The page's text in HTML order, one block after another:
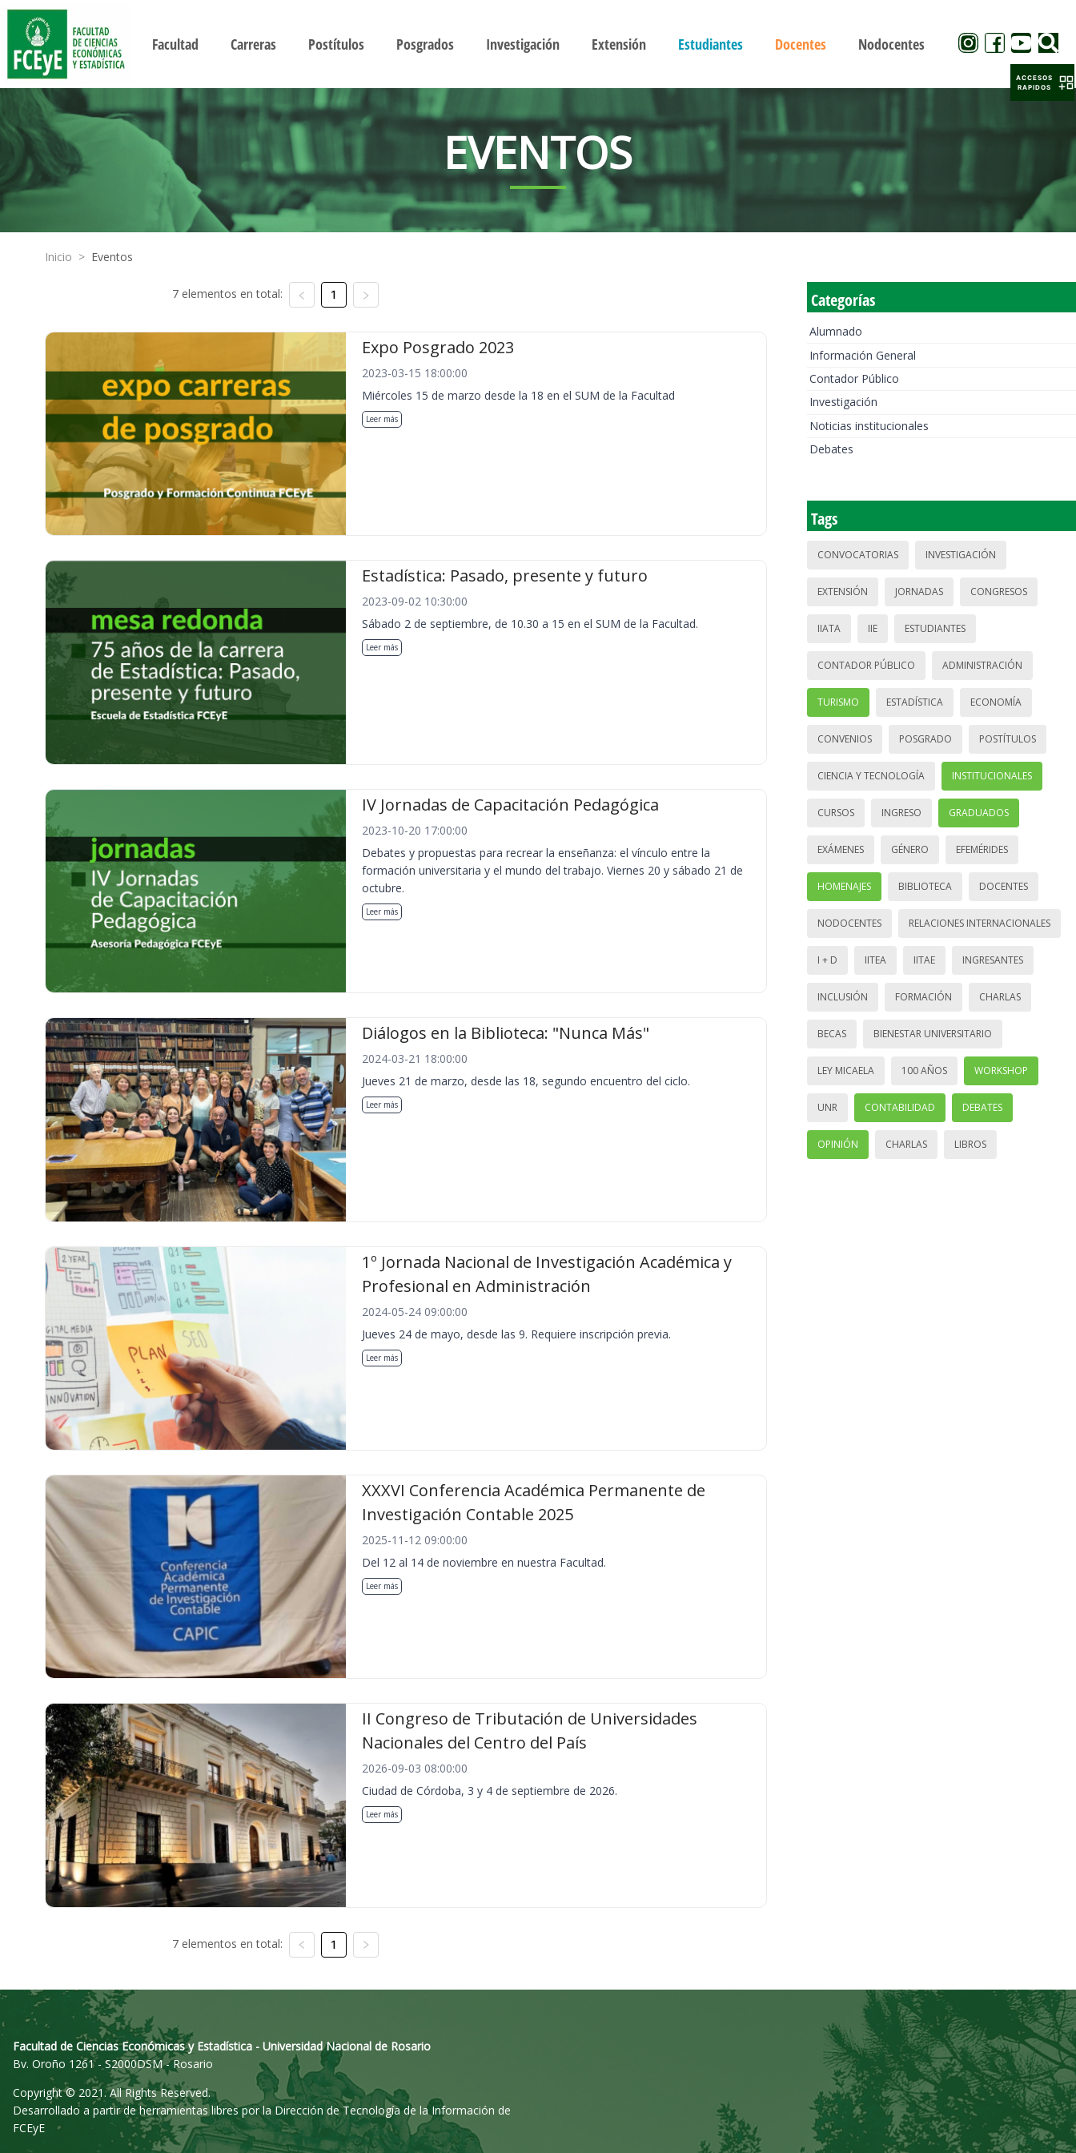
Facultad Carreras Postítulos Posgrados Investigación Extensión Estudiantes Docentes Nodocentes
EVENTOS
Inicio > Eventos
7 elementos en total: 1
Expo Posgrado 2023
2023-03-15 18:00:00
Miércoles 15 de marzo desde la 18 en el SUM de la Facultad
Leer más
Estadística: Pasado, presente y futuro
2023-09-02 10:30:00
Sábado 2 de septiembre, de 10.30 a 15 en el SUM de la Facultad.
Leer más
IV Jornadas de Capacitación Pedagógica
2023-10-20 17:00:00
Debates y propuestas para recrear la enseñanza: el vínculo entre la
formación universitaria y el mundo del trabajo. Viernes 20 y sábado 21 de
octubre.
Leer más
Diálogos en la Biblioteca: "Nunca Más"
2024-03-21 18:00:00
Jueves 21 de marzo, desde las 18, segundo encuentro del ciclo.
Leer más
1º Jornada Nacional de Investigación Académica y
Profesional en Administración
2024-05-24 09:00:00
Jueves 24 de mayo, desde las 9. Requiere inscripción previa.
Leer más
XXXVI Conferencia Académica Permanente de
Investigación Contable 2025
2025-11-12 09:00:00
Del 12 al 14 de noviembre en nuestra Facultad.
Leer más
II Congreso de Tributación de Universidades
Nacionales del Centro del País
2026-09-03 08:00:00
Ciudad de Córdoba, 3 y 4 de septiembre de 2026.
Leer más
7 elementos en total: 1
Categorías
Alumnado
Información General
Contador Público
Investigación
Noticias institucionales
Debates
Tags
CONVOCATORIAS INVESTIGACIÓN
EXTENSIÓN JORNADAS CONGRESOS
IIATA IIE ESTUDIANTES
CONTADOR PÚBLICO ADMINISTRACIÓN
TURISMO ESTADÍSTICA ECONOMÍA
CONVENIOS POSGRADO POSTÍTULOS
CIENCIA Y TECNOLOGÍA INSTITUCIONALES
CURSOS INGRESO GRADUADOS
EXÁMENES GÉNERO EFEMÉRIDES
HOMENAJES BIBLIOTECA DOCENTES
NODOCENTES RELACIONES INTERNACIONALES
I + D IITEA IITAE INGRESANTES
INCLUSIÓN FORMACIÓN CHARLAS
BECAS BIENESTAR UNIVERSITARIO
LEY MICAELA 100 AÑOS WORKSHOP
UNR CONTABILIDAD DEBATES
OPINIÓN CHARLAS LIBROS
Facultad de Ciencias Económicas y Estadística - Universidad Nacional de Rosario
Bv. Oroño 1261 - S2000DSM - Rosario
Copyright © 2021. All Rights Reserved.
Desarrollado a partir de herramientas libres por la Dirección de Tecnología de la Información de
FCEyE
ACCESOS
RAPIDOS